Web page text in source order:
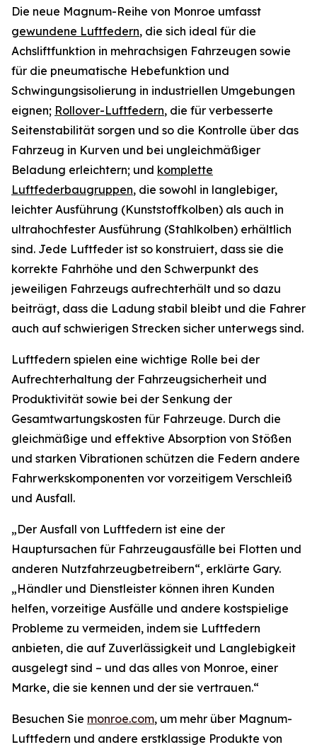
Die neue Magnum-Reihe von Monroe umfasst
gewundene Luftfedern, die sich ideal für die
Achsliftfunktion in mehrachsigen Fahrzeugen sowie
für die pneumatische Hebefunktion und
Schwingungsisolierung in industriellen Umgebungen
eignen; Rollover-Luftfedern, die für verbesserte
Seitenstabilität sorgen und so die Kontrolle über das
Fahrzeug in Kurven und bei ungleichmäßiger
Beladung erleichtern; und komplette
Luftfederbaugruppen, die sowohl in langlebiger,
leichter Ausführung (Kunststoffkolben) als auch in
ultrahochfester Ausführung (Stahlkolben) erhältlich
sind. Jede Luftfeder ist so konstruiert, dass sie die
korrekte Fahrhöhe und den Schwerpunkt des
jeweiligen Fahrzeugs aufrechterhält und so dazu
beiträgt, dass die Ladung stabil bleibt und die Fahrer
auch auf schwierigen Strecken sicher unterwegs sind.
Luftfedern spielen eine wichtige Rolle bei der
Aufrechterhaltung der Fahrzeugsicherheit und
Produktivität sowie bei der Senkung der
Gesamtwartungskosten für Fahrzeuge. Durch die
gleichmäßige und effektive Absorption von Stößen
und starken Vibrationen schützen die Federn andere
Fahrwerkskomponenten vor vorzeitigem Verschleiß
und Ausfall.
„Der Ausfall von Luftfedern ist eine der
Hauptursachen für Fahrzeugausfälle bei Flotten und
anderen Nutzfahrzeugbetreibern“, erklärte Gary.
„Händler und Dienstleister können ihren Kunden
helfen, vorzeitige Ausfälle und andere kostspielige
Probleme zu vermeiden, indem sie Luftfedern
anbieten, die auf Zuverlässigkeit und Langlebigkeit
ausgelegt sind – und das alles von Monroe, einer
Marke, die sie kennen und der sie vertrauen.“
Besuchen Sie monroe.com, um mehr über Magnum-
Luftfedern und andere erstklassige Produkte von